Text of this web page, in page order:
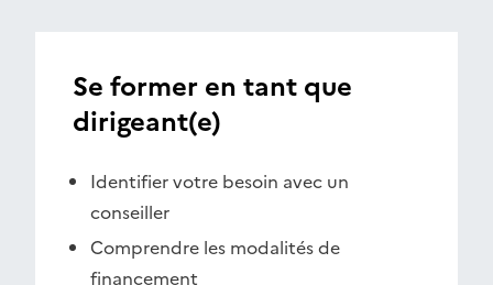
Se former en tant que
dirigeant(e)
Identifier votre besoin avec un
conseiller
Comprendre les modalités de
financement